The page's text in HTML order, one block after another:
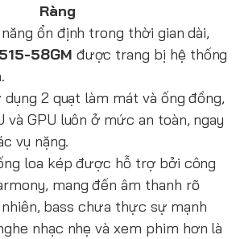
Ràng
ổn định trong thời gian dài,
58GM được trang bị hệ thống
dụng 2 quạt làm mát và ống đồng,
và GPU luôn ở mức an toàn, ngay
vụ nặng.
loa kép được hỗ trợ bởi công
mang đến âm thanh rõ
bass chưa thực sự mạnh
nhạc nhẹ và xem phim hơn là